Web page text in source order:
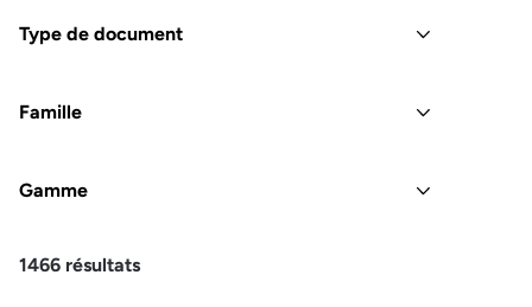
Type de document
Famille
Gamme
1466 résultats